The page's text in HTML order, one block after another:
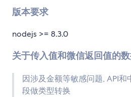
版本要求
nodejs >= 8.3.0
关于传入值和微信返回值的
因涉及金额等敏感问题, API
段做类型转换